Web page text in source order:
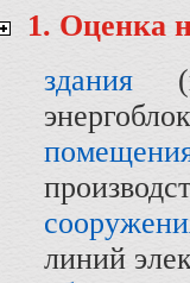
1. Оценка
здания
линий